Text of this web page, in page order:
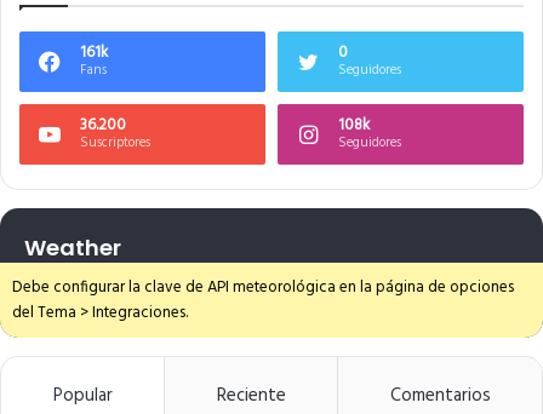
161k
Fans
0
Seguidores
36.200
Suscriptores
108k
Seguidores
Weather
Debe configurar la clave de API meteorológica en la página de opciones
del Tema > Integraciones.
Popular Reciente Comentarios